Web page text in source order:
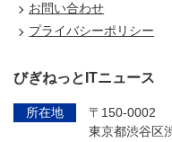
お問い合わせ
プライバシーポリシー
びぎねっとITニュース
所在地
〒150-0002
東京都渋谷区